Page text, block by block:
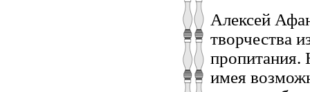
Алексей
творчества
пропитания.
имея